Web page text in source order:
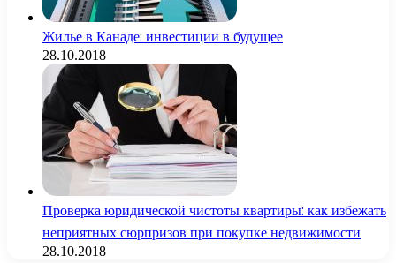
Жилье в Канаде: инвестиции в будущее
28.10.2018
Проверка юридической чистоты квартиры: как избежать
неприятных сюрпризов при покупке недвижимости
28.10.2018